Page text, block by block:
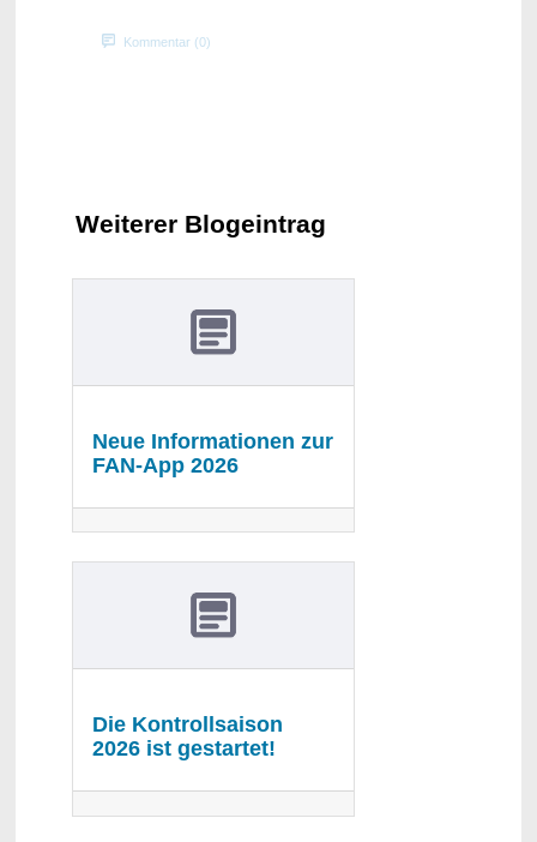
Kommentar (0)
Weiterer Blogeintrag
Neue Informationen zur
FAN-App 2026
Die Kontrollsaison
2026 ist gestartet!